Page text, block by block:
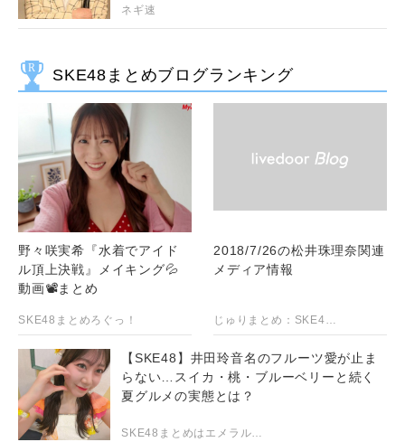
ネギ速
SKE48まとめブログランキング
野々咲実希『水着でアイド
ル頂上決戦』メイキング💦
動画📽️まとめ
SKE48まとめろぐっ！
2018/7/26の松井珠理奈関連
メディア情報
じゅりまとめ：SKE48松井珠理奈関連まとめサイト
【SKE48】井田玲音名のフルーツ愛が止ま
らない…スイカ・桃・ブルーベリーと続く
夏グルメの実態とは？
SKE48まとめはエメラルド（まとえめ）